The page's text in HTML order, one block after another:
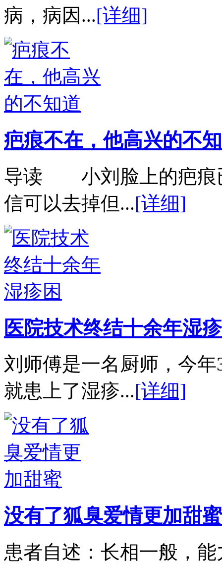
病，病因...[详细]
疤痕不在，他高兴的不
导读 小刘脸上的疤痕
信可以去掉但...[详细]
医院技术终结十余年湿
刘师傅是一名厨师，今
就患上了湿疹...[详细]
没有了狐臭爱情更加甜蜜
患者自述：长相一般，